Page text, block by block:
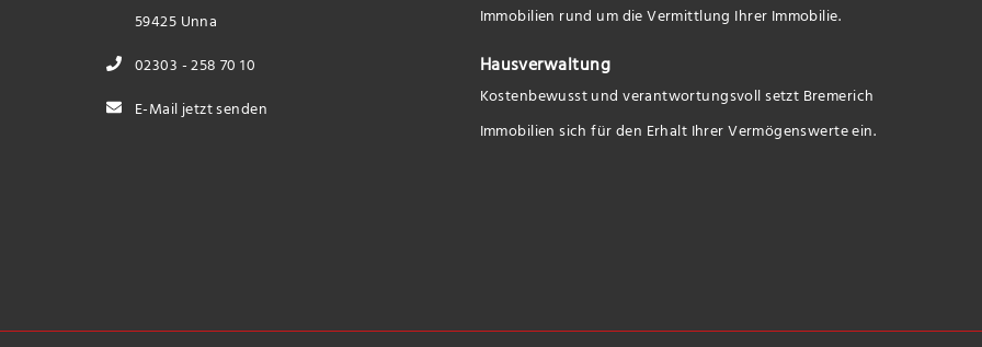
59425 Unna
02303 - 258 70 10
E-Mail jetzt senden
Immobilien rund um die Vermittlung Ihrer Immobilie.
Hausverwaltung
Kostenbewusst und verantwortungsvoll setzt Bremerich
Immobilien sich für den Erhalt Ihrer Vermögenswerte ein.